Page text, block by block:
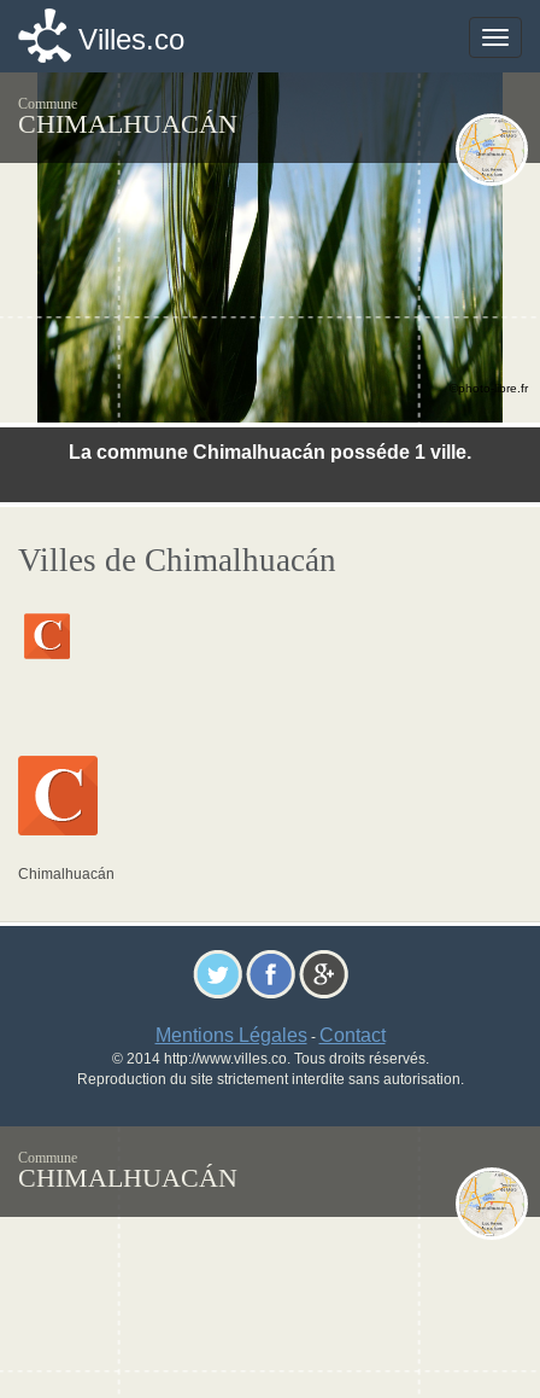
Toggle
Villes.co
Commune
CHIMALHUACÁN
La commune Chimalhuacán posséde 1 ville.
©photo-libre.fr
Villes de Chimalhuacán
Chimalhuacán
Mentions Légales- Contact
© 2014 http://www.villes.co. Tous droits réservés.
Reproduction du site strictement interdite sans autorisation.
Toggle
Villes.co
Commune
CHIMALHUACÁN